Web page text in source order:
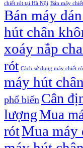
chiết rót tại Hà Nội Bán máy
Bán máy
hút chân
xoáy nắp
rót Cách sử dụng máy chiết
máy hút
phổ biến Cân
lượngMua
rótMua máy